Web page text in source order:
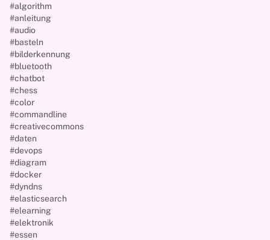
#algorithm
#anleitung
#audio
#basteln
#bilderkennung
#bluetooth
#chatbot
#chess
#color
#commandline
#creativecommons
#daten
#devops
#diagram
#docker
#dyndns
#elasticsearch
#elearning
#elektronik
#essen